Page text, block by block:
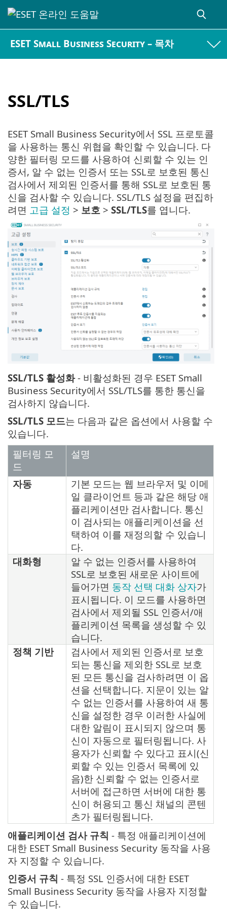
ESET Small Business Security – 목차
SSL/TLS
ESET Small Business Security에서 SSL 프로토콜
을 사용하는 통신 위협을 확인할 수 있습니다. 다
양한 필터링 모드를 사용하여 신뢰할 수 있는 인
증서, 알 수 없는 인증서 또는 SSL로 보호된 통신
검사에서 제외된 인증서를 통해 SSL로 보호된 통
신을 검사할 수 있습니다. SSL/TLS 설정을 편집하
려면 고급 설정 > 보호 > SSL/TLS를 엽니다.
SSL/TLS 활성화- 비활성화된 경우 ESET Small
Business Security에서 SSL/TLS를 통한 통신을
검사하지 않습니다.
SSL/TLS 모드는 다음과 같은 옵션에서 사용할 수
있습니다.
필터링 모
드
설명
자동
기본 모드는 웹 브라우저 및 이메
일 클라이언트 등과 같은 해당 애
플리케이션만 검사합니다. 통신
이 검사되는 애플리케이션을 선
택하여 이를 재정의할 수 있습니
다.
대화형
알 수 없는 인증서를 사용하여
SSL로 보호된 새로운 사이트에
들어가면 동작 선택 대화 상자가
표시됩니다. 이 모드를 사용하면
검사에서 제외될 SSL 인증서/애
플리케이션 목록을 생성할 수 있
습니다.
정책 기반
검사에서 제외된 인증서로 보호
되는 통신을 제외한 SSL로 보호
된 모든 통신을 검사하려면 이 옵
션을 선택합니다. 지문이 있는 알
수 없는 인증서를 사용하여 새 통
신을 설정한 경우 이러한 사실에
대한 알림이 표시되지 않으며 통
신이 자동으로 필터링됩니다. 사
용자가 신뢰할 수 있다고 표시(신
뢰할 수 있는 인증서 목록에 있
음)한 신뢰할 수 없는 인증서로
서버에 접근하면 서버에 대한 통
신이 허용되고 통신 채널의 콘텐
츠가 필터링됩니다.
애플리케이션 검사 규칙 - 특정 애플리케이션에
대한 ESET Small Business Security 동작을 사용
자 지정할 수 있습니다.
인증서 규칙 - 특정 SSL 인증서에 대한 ESET
Small Business Security 동작을 사용자 지정할
수 있습니다.